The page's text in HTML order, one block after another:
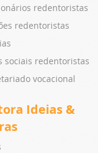
redentoristas
redentoristas
sociais redentoristas
vocacional
Ideias &